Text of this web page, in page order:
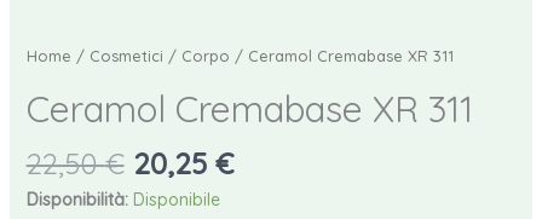
Home / Cosmetici / Corpo / Ceramol Cremabase XR 311
Ceramol Cremabase XR 311
22,50€ Il
prezzo
20,25 €Il
Disponibilità: Disponibile